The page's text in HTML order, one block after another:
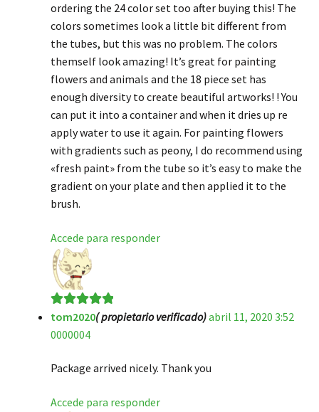
ordering the 24 color set too after buying this! The
colors sometimes look a little bit different from
the tubes, but this was no problem. The colors
themself look amazing! It’s great for painting
flowers and animals and the 18 piece set has
enough diversity to create beautiful artworks! ! You
can put it into a container and when it dries up re
apply water to use it again. For painting flowers
with gradients such as peony, I do recommend using
«fresh paint» from the tube so it’s easy to make the
gradient on your plate and then applied it to the
brush.
Accede para responder
Valorado en5
de 5
tom2020( propietario verificado)abril 11, 2020 3:52
0000004
Package arrived nicely. Thank you
Accede para responder